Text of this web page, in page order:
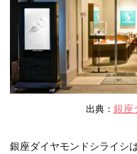
出典： 銀座
銀座ダイヤモンドシライシ